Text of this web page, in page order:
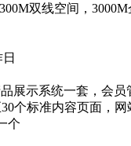
双线空间，
品展示系统一套，会
个标准内容页面，
个